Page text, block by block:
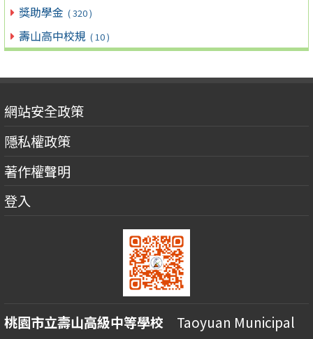
獎助學金 ( 320 )
壽山高中校規 ( 10 )
網站安全政策
隱私權政策
著作權聲明
登入
桃園市立壽山高級中等學校 Taoyuan Municipal